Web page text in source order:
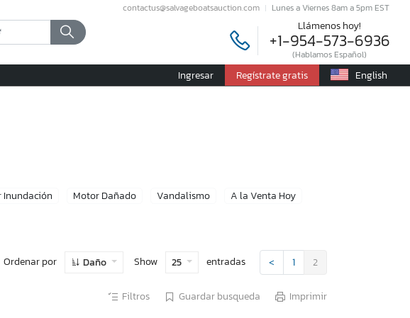
contactus@salvageboatsauction.com Lunes a Viernes 8am a 5pm EST
Llámenos hoy!
+1-954-573-6936
(Hablamos Español)
Ingresar Regístrate gratis English
Inundación Motor Dañado Vandalismo
A la Venta Hoy
Ordenar por Daño Show 25 entradas < 1 2
Filtros Guardar busqueda Imprimir